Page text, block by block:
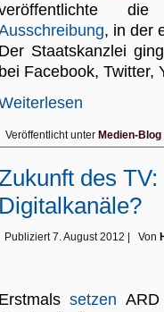
, in der
Der Staatskanzlei
bei Facebook, Twitter,
Veröffentlicht unter Medien-Blog
des
Digitalkanäle?
Publiziert 7. August 2012 Von
Erstmalssetzen